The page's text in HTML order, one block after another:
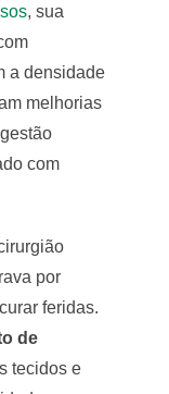
, sua
a densidade
melhorias
com
por
feridas.
de
tecidos e